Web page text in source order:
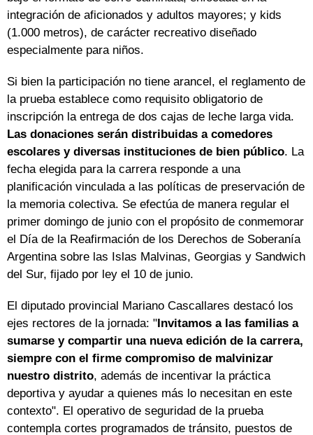
integración de aficionados y adultos mayores; y kids
(1.000 metros), de carácter recreativo diseñado
especialmente para niños.
Si bien la participación no tiene arancel, el reglamento de
la prueba establece como requisito obligatorio de
inscripción la entrega de dos cajas de leche larga vida.
Las donaciones serán distribuidas a comedores
escolares y diversas instituciones de bien público. La
fecha elegida para la carrera responde a una
planificación vinculada a las políticas de preservación de
la memoria colectiva. Se efectúa de manera regular el
primer domingo de junio con el propósito de conmemorar
el Día de la Reafirmación de los Derechos de Soberanía
Argentina sobre las Islas Malvinas, Georgias y Sandwich
del Sur, fijado por ley el 10 de junio.
El diputado provincial Mariano Cascallares destacó los
ejes rectores de la jornada: "Invitamos a las familias a
sumarse y compartir una nueva edición de la carrera,
siempre con el firme compromiso de malvinizar
nuestro distrito, además de incentivar la práctica
deportiva y ayudar a quienes más lo necesitan en este
contexto". El operativo de seguridad de la prueba
contempla cortes programados de tránsito, puestos de